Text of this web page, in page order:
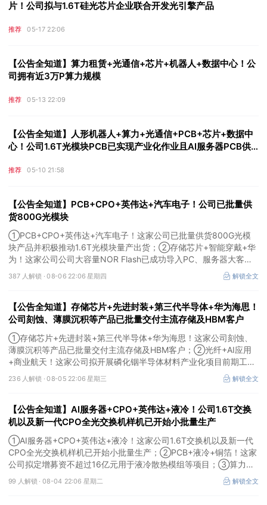
片！公司拟与1.6T硅光芯片企业联合开发光引擎产品
推荐 05-17 22:06
【公告全知道】算力租赁+光通信+芯片+机器人+数据中心！公
司拥有近3万P算力规模
推荐 05-13 22:09
【公告全知道】人形机器人+算力+光通信+PCB+芯片+数据中
心！公司1.6T光模块PCB已实现产业化作业且AI服务器PCB供
推荐 05-10 21:58
【公告全知道】PCB+CPO+英伟达+汽车电子！公司已批量供
货800G光模块
①PCB+CPO+英伟达+汽车电子！这家公司已批量供货800G光模
块产品并积极推动1.6T光模块量产出货；②存储芯片+智能穿戴+华
为！这家公司公司大容量NOR Flash已成功导入PC、服务器大客
户；③边缘计算+智慧灯杆！公司拟跨界布局固态存储标的。
387 人解锁 ·08-06 22:06 星期四 解锁全文
【公告全知道】存储芯片+先进封装+第三代半导体+华为海思！
公司刻蚀、薄膜沉积等产品已批量交付主流存储及HBM客户
①存储芯片+先进封装+第三代半导体+华为海思！这家公司刻蚀、
薄膜沉积等产品已批量交付主流存储及HBM客户；②光纤+AI应用
+商业航天！这家公司拟开展磷化铟半导体材料产业化项目前期工
作；③MLCC+光模块+商业航天+军工！公司拟定增募资不超3亿元
用于MLCC相关项目。
236 人解锁 ·08-05 22:06 星期三 解锁全文
【公告全知道】AI服务器+CPO+英伟达+液冷！公司1.6T交换
机以及新一代CPO全光交换机样机已开始小批量生产
①AI服务器+CPO+英伟达+液冷！这家公司1.6T交换机以及新一代
CPO全光交换机样机已开始小批量生产；②PCB+液冷+铜箔！这家
公司拟定增募资不超过16亿元用于液冷散热模组等项目；③算力
+云计算+华为鲲鹏！公司签署超46亿元算力服务合同。
99 人解锁 · 08-04 22:06 星期二 解锁全文